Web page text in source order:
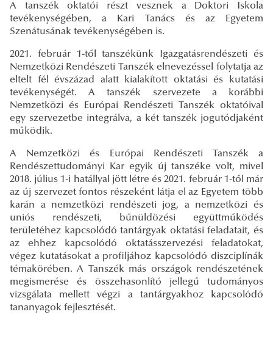
A tanszék oktatói részt vesznek a Doktori Iskola
tevékenységében, a Kari Tanács és az Egyetem
Szenátusának tevékenységében is.
2021. február 1-től tanszékünk Igazgatásrendészeti és
Nemzetközi Rendészeti Tanszék elnevezéssel folytatja az
eltelt fél évszázad alatt kialakított oktatási és kutatási
tevékenységét. A tanszék szervezete a korábbi
Nemzetközi és Európai Rendészeti Tanszék oktatóival
egy szervezetbe integrálva, a két tanszék jogutódjaként
működik.
A Nemzetközi és Európai Rendészeti Tanszék a
Rendészettudományi Kar egyik új tanszéke volt, mivel
2018. július 1-i hatállyal jött létre és 2021. február 1-től már
az új szervezet fontos részeként látja el az Egyetem több
karán a nemzetközi rendészeti jog, a nemzetközi és
uniós rendészeti, bűnüldözési együttműködés
területéhez kapcsolódó tantárgyak oktatási feladatait, és
az ehhez kapcsolódó oktatásszervezési feladatokat,
végez kutatásokat a profiljához kapcsolódó diszciplínák
témakörében. A Tanszék más országok rendészetének
megismerése és összehasonlító jellegű tudományos
vizsgálata mellett végzi a tantárgyakhoz kapcsolódó
tananyagok fejlesztését.